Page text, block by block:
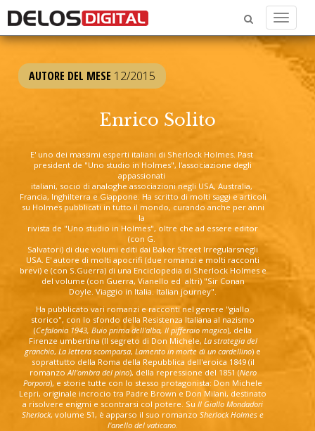
Menu
AUTORE DEL MESE 12/2015
Enrico Solito
E' uno dei massimi esperti italiani di Sherlock Holmes. Past
president de "Uno studio in Holmes", l'associazione degli
appassionati
italiani, socio di analoghe associazioni negli USA, Australia,
Francia, Inghilterra e Giappone. Ha scritto di molti saggi e articoli
su Holmes pubblicati in tutto il mondo, curando anche per anni
la
rivista de "Uno studio in Holmes", oltre che ad essere editor
(con G.
Salvatori) di due volumi editi dai Baker Street Irregularsnegli
USA. E' autore di molti apocrifi (due romanzi e molti racconti
brevi) e (con S.Guerra) di una Enciclopedia di Sherlock Holmes e
del volume (con Guerra, Vianello ed altri) "Sir Conan
Doyle. Viaggio in Italia. Italian journey".
Ha pubblicato vari romanzi e racconti nel genere "giallo
storico", con lo sfondo della Resistenza Italiana al nazismo
(Cefalonia 1943, Buio prima dell'alba, Il pifferaio magico), della
Firenze umbertina (Il segreto di Don Michele, La strategia del
granchio, La lettera scomparsa, Lamento in morte di un cardellino) e
soprattutto della Roma della Repubblica dell'eroica 1849 (il
romanzoAll'ombra del pino), della repressione del 1851 (Nero
Porpora), e storie tutte con lo stesso protagonista: Don Michele
Lepri, originale incrocio tra Padre Brown e Don Milani, destinato
a risolvere enigmi e scontrarsi col potere. Su Il Giallo Mondadori
Sherlock, volume 51, è apparso il suo romanzo Sherlock Holmes e
l'anello del vaticano.